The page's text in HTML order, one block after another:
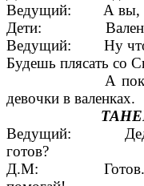
Ведущий: А вы,
Дети:
Ведущий: Ну что,
Будешь плясать со
А пока
девочки в валенках.
Ведущий: Дед
готов?
Д.М: Готов.